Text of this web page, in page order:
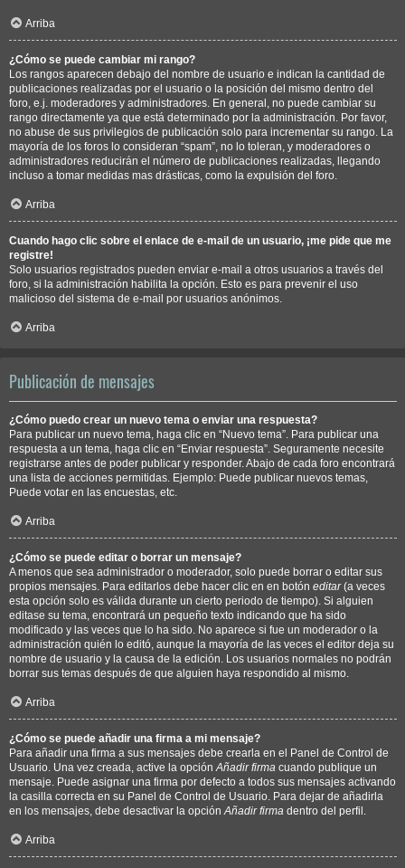
Arriba
¿Cómo se puede cambiar mi rango?
Los rangos aparecen debajo del nombre de usuario e indican la cantidad de
publicaciones realizadas por el usuario o la posición del mismo dentro del
foro, e.j. moderadores y administradores. En general, no puede cambiar su
rango directamente ya que está determinado por la administración. Por favor,
no abuse de sus privilegios de publicación solo para incrementar su rango. La
mayoría de los foros lo consideran “spam”, no lo toleran, y moderadores o
administradores reducirán el número de publicaciones realizadas, llegando
incluso a tomar medidas mas drásticas, como la expulsión del foro.
Arriba
Cuando hago clic sobre el enlace de e-mail de un usuario, ¡me pide que me
registre!
Solo usuarios registrados pueden enviar e-mail a otros usuarios a través del
foro, si la administración habilita la opción. Esto es para prevenir el uso
malicioso del sistema de e-mail por usuarios anónimos.
Arriba
Publicación de mensajes
¿Cómo puedo crear un nuevo tema o enviar una respuesta?
Para publicar un nuevo tema, haga clic en “Nuevo tema”. Para publicar una
respuesta a un tema, haga clic en “Enviar respuesta”. Seguramente necesite
registrarse antes de poder publicar y responder. Abajo de cada foro encontrará
una lista de acciones permitidas. Ejemplo: Puede publicar nuevos temas,
Puede votar en las encuestas, etc.
Arriba
¿Cómo se puede editar o borrar un mensaje?
A menos que sea administrador o moderador, solo puede borrar o editar sus
propios mensajes. Para editarlos debe hacer clic en en botón editar(a veces
esta opción solo es válida durante un cierto periodo de tiempo). Si alguien
editase su tema, encontrará un pequeño texto indicando que ha sido
modificado y las veces que lo ha sido. No aparece si fue un moderador o la
administración quién lo editó, aunque la mayoría de las veces el editor deja su
nombre de usuario y la causa de la edición. Los usuarios normales no podrán
borrar sus temas después de que alguien haya respondido al mismo.
Arriba
¿Cómo se puede añadir una firma a mi mensaje?
Para añadir una firma a sus mensajes debe crearla en el Panel de Control de
Usuario. Una vez creada, active la opción Añadir firma cuando publique un
mensaje. Puede asignar una firma por defecto a todos sus mensajes activando
la casilla correcta en su Panel de Control de Usuario. Para dejar de añadirla
en los mensajes, debe desactivar la opción Añadir firma dentro del perfil.
Arriba